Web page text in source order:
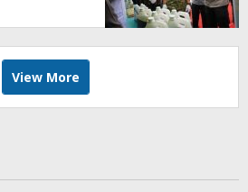
View More